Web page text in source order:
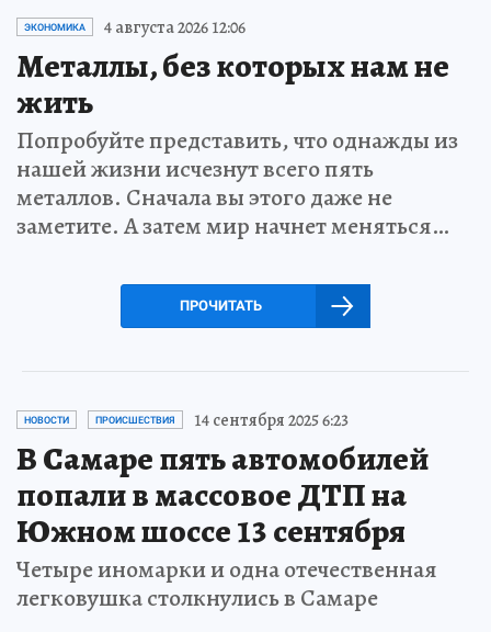
ЭКОНОМИКА 4 августа 2026 12:06
Металлы, без которых нам не
жить
Попробуйте представить, что однажды из
нашей жизни исчезнут всего пять
металлов. Сначала вы этого даже не
заметите. А затем мир начнет меняться…
ПРОЧИТАТЬ
НОВОСТИ ПРОИСШЕСТВИЯ 14 сентября 2025 6:23
В Самаре пять автомобилей
попали в массовое ДТП на
Южном шоссе 13 сентября
Четыре иномарки и одна отечественная
легковушка столкнулись в Самаре